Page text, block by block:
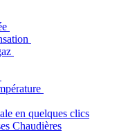
en quelques clics
Chaudières